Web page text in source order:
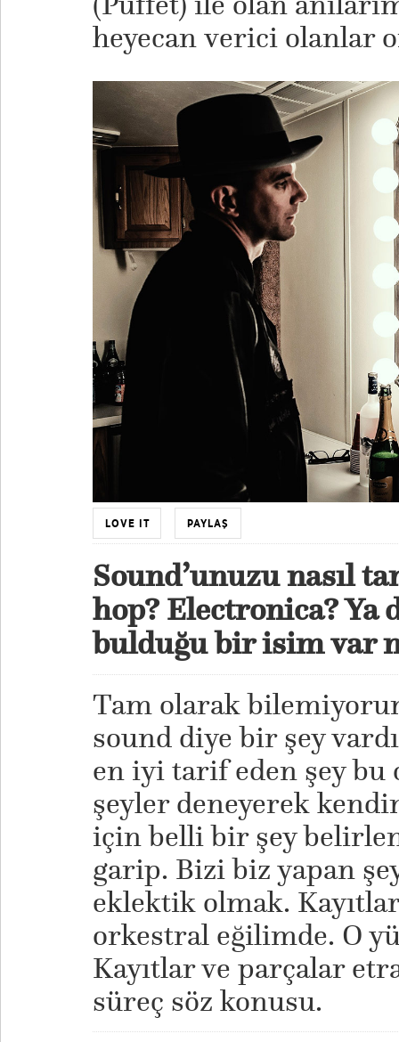
heyecan verici olanlar
LOVE IT PAYLAŞ
Sound’unuzu nasıl
hop? Electronica? Ya
bulduğu bir isim var
Tam olarak
sound diye bir şey
en iyi tarif eden şey
şeyler deneyerek
için belli bir şey
garip. Bizi biz yapan
eklektik olmak.
orkestral eğilimde. O
Kayıtlar ve parçalar
süreç söz konusu.